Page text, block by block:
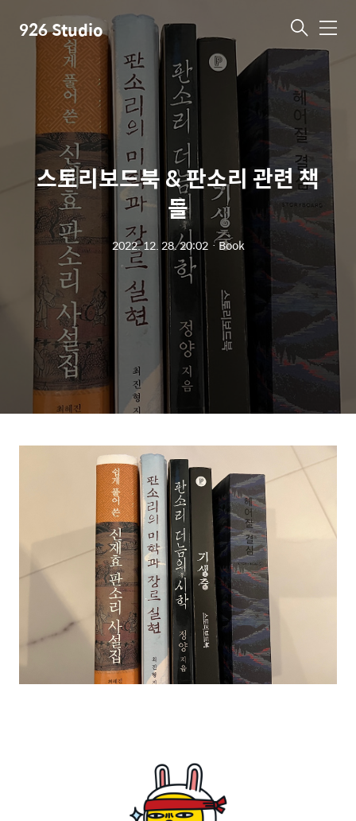
926 Studio 메
뉴
스토리보드북 & 판소리 관련 책
들
2022. 12. 28. 20:02ㆍBook